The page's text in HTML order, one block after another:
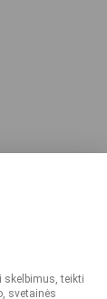
skelbimus, teikti
svetainės
asmenys,